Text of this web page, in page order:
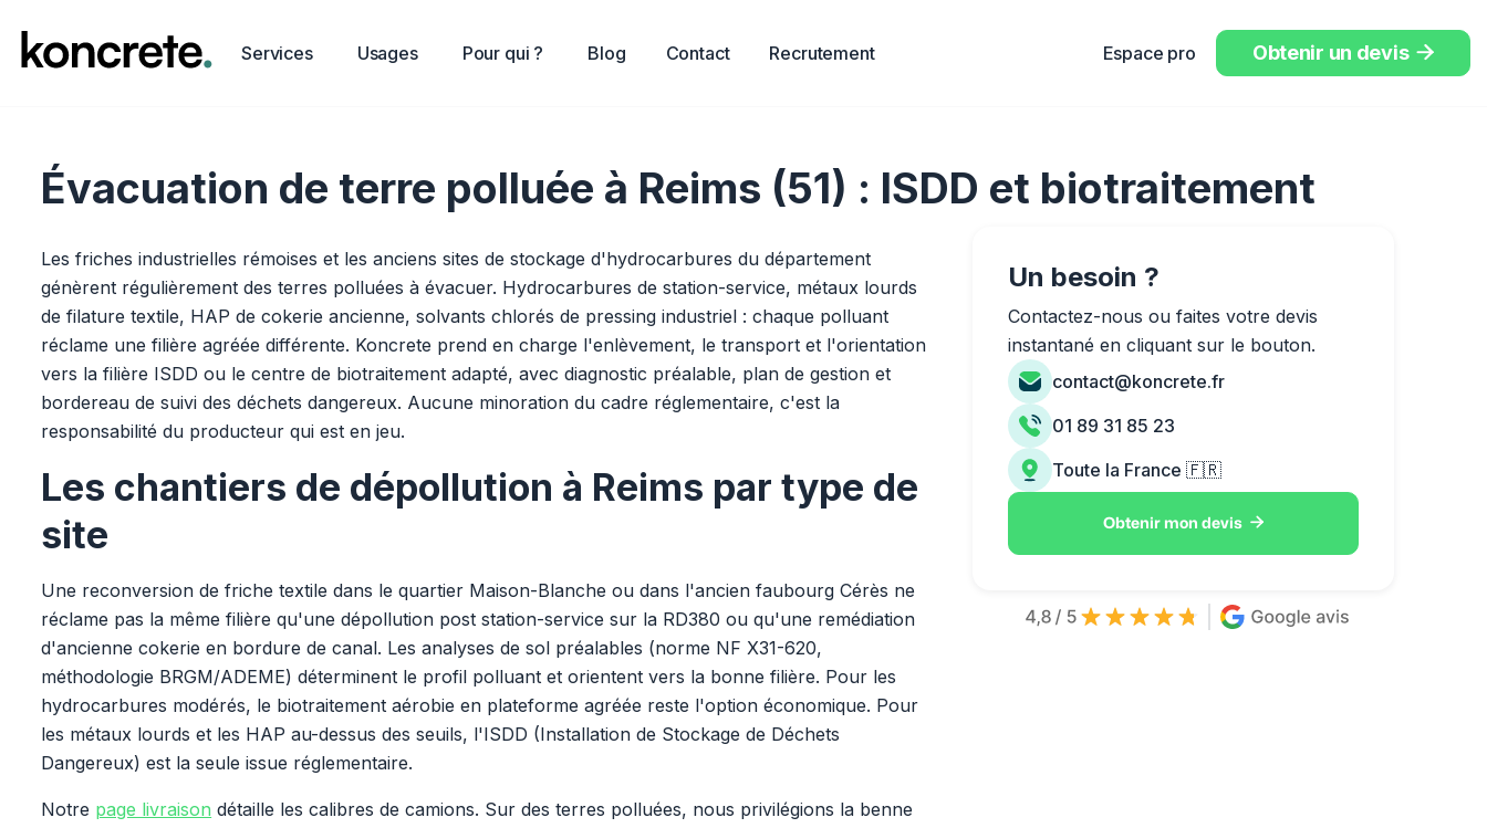
Services Usages Pour qui ? Blog Contact Recrutement Espace pro Obtenir un devis 
Évacuation de terre polluée à Reims (51) : ISDD et biotraitement
Les friches industrielles rémoises et les anciens sites de stockage d'hydrocarbures du département
génèrent régulièrement des terres polluées à évacuer. Hydrocarbures de station-service, métaux lourds
de filature textile, HAP de cokerie ancienne, solvants chlorés de pressing industriel : chaque polluant
réclame une filière agréée différente. Koncrete prend en charge l'enlèvement, le transport et l'orientation
vers la filière ISDD ou le centre de biotraitement adapté, avec diagnostic préalable, plan de gestion et
bordereau de suivi des déchets dangereux. Aucune minoration du cadre réglementaire, c'est la
responsabilité du producteur qui est en jeu.
Les chantiers de dépollution à Reims par type de
site
Une reconversion de friche textile dans le quartier Maison-Blanche ou dans l'ancien faubourg Cérès ne
réclame pas la même filière qu'une dépollution post station-service sur la RD380 ou qu'une remédiation
d'ancienne cokerie en bordure de canal. Les analyses de sol préalables (norme NF X31-620,
méthodologie BRGM/ADEME) déterminent le profil polluant et orientent vers la bonne filière. Pour les
hydrocarbures modérés, le biotraitement aérobie en plateforme agréée reste l'option économique. Pour
les métaux lourds et les HAP au-dessus des seuils, l'ISDD (Installation de Stockage de Déchets
Dangereux) est la seule issue réglementaire.
Notre page livraison détaille les calibres de camions. Sur des terres polluées, nous privilégions la benne
Un besoin ?
Contactez-nous ou faites votre devis
instantané en cliquant sur le bouton.
contact@koncrete.fr
01 89 31 85 23
Toute la France 🇫🇷
Obtenir mon devis 